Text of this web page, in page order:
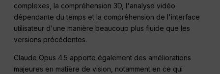
complexes, la compréhension 3D, l'analyse vidéo
dépendante du temps et la compréhension de l'interface
utilisateur d'une manière beaucoup plus fluide que les
versions précédentes.
Claude Opus 4.5 apporte également des améliorations
majeures en matière de vision, notamment en ce qui